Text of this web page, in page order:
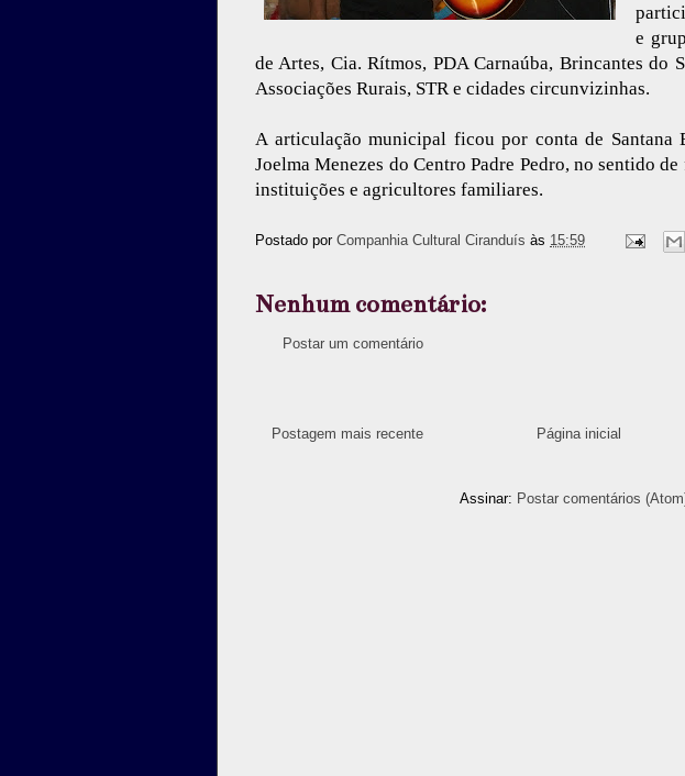
e
de Artes, Cia. Rítmos, PDA Carnaúba, Brincantes do
Associações Rurais, STR e cidades circunvizinhas.
A articulação municipal ficou por conta de Santana
Joelma Menezes do Centro Padre Pedro, no sentido
instituições e agricultores familiares.
Postado por Companhia Cultural Ciranduís às 15:59
Nenhum comentário:
Postar um comentário
Postagem mais recente Página inicial
Assinar: Postar comentários